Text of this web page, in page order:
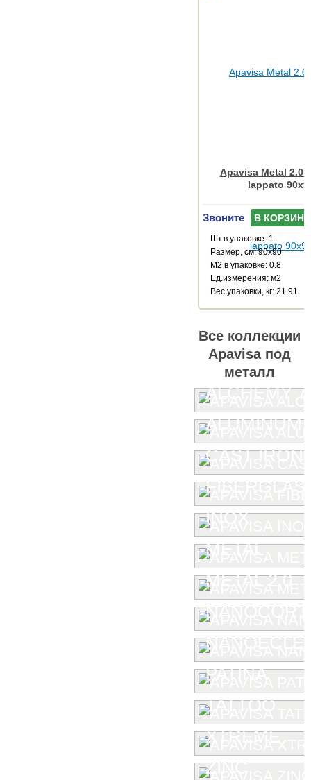
Apavisa Metal 2.0
lappato
Звоните В КОРЗИНУ
Шт.в упаковке: 1
Размер, см: 90x90
М2 в упаковке: 0.8
Ед.измерения: м2
Веc упаковки, кг: 21.91
Все коллекции
Apavisa под
металл
ALCHEMY
ALUMINUM
CAST IRON
INOX
METAL
METAL 2.0
PATINA
TATTOO
XTREME
ZINC